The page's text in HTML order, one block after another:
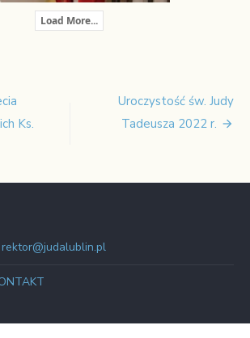
Load More...
Ks.
Uroczystość św. Judy
Tadeusza 2022 r.
rektor@judalublin.pl